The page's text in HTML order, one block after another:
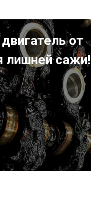
от
лишней сажи!